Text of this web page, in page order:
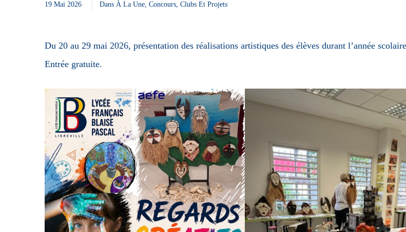
19 Mai 2026 Dans À La Une, Concours, Clubs Et Projets
Du 20 au 29 mai 2026, présentation des réalisations artistiques des élèves durant l’année
Entrée gratuite.